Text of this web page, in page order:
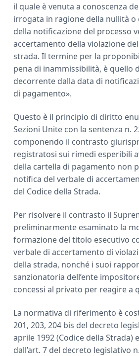
il quale è venuta a conoscenza
irrogata in ragione della nullità o
della notificazione del processo
accertamento della violazione
strada. Il termine per la
pena di inammissibilità, è quello
decorrente dalla data di
di pagamento».
Questo è il principio di diritto
Sezioni Unite con la sentenza n.
componendo il contrasto
registratosi sui rimedi esperibili
della cartella di pagamento non
notifica del verbale di
del Codice della Strada.
Per risolvere il contrasto il
preliminarmente esaminato la
formazione del titolo esecutivo
verbale di accertamento di
della strada, nonché i suoi
sanzionatoria dell’ente
concessi al privato per reagire a
La normativa di riferimento è
201, 203, 204 bis del decreto
aprile 1992 (Codice della Strada)
dall’art. 7 del decreto legislativo